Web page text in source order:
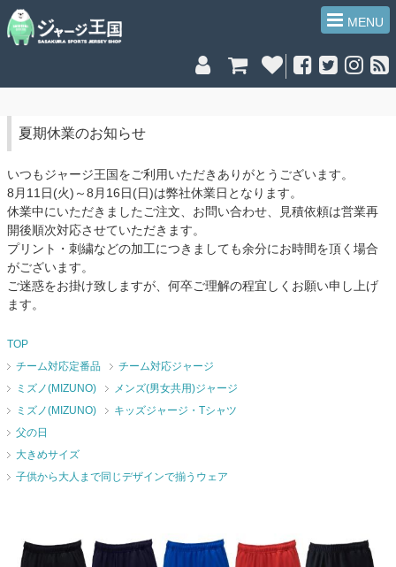
MENU
夏期休業のお知らせ
いつもジャージ王国をご利用いただきありがとうございます。
8月11日(火)～8月16日(日)は弊社休業日となります。
休業中にいただきましたご注文、お問い合わせ、見積依頼は営業再
開後順次対応させていただきます。
プリント・刺繍などの加工につきましても余分にお時間を頂く場合
がございます。
ご迷惑をお掛け致しますが、何卒ご理解の程宜しくお願い申し上げ
ます。
TOP
チーム対応定番品
チーム対応ジャージ
ミズノ(MIZUNO)
メンズ(男女共用)ジャージ
ミズノ(MIZUNO)
キッズジャージ・Tシャツ
父の日
大きめサイズ
子供から大人まで同じデザインで揃うウェア